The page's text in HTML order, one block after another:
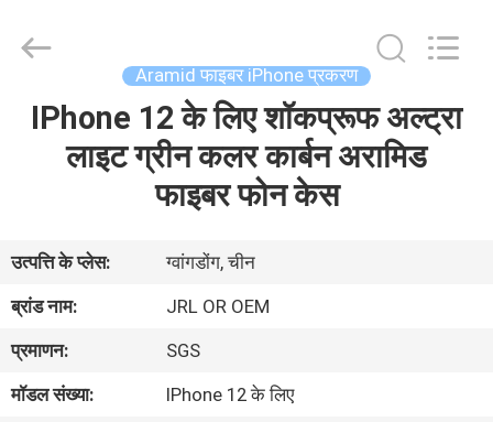
वीडियो
शो
Technology
Rights
Reserved.
Aramid फाइबर iPhone प्रकरण
IPhone 12 के लिए शॉकप्रूफ अल्ट्रा
लाइट ग्रीन कलर कार्बन अरामिड
फाइबर फोन केस
उत्पत्ति के प्लेस:
ग्वांगडोंग, चीन
ब्रांड नाम:
JRL OR OEM
प्रमाणन:
SGS
मॉडल संख्या:
IPhone 12 के लिए